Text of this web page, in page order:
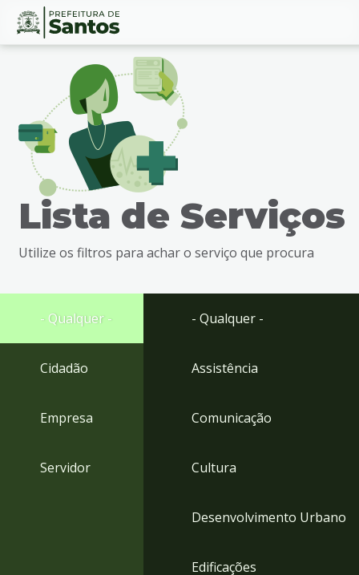
Ir
busca
Ir
rodapé
Conteúdo
Lista de Serviços
Utilize os filtros para achar o serviço que procura
- Qualquer -
Cidadão
Empresa
Servidor
- Qualquer -
Assistência
Comunicação
Cultura
Desenvolvimento Urbano
Edificações